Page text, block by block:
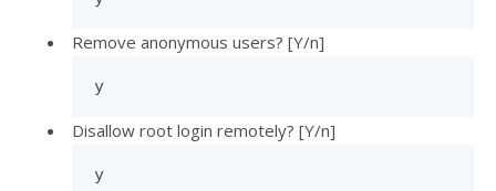
Remove anonymous users? [Y/n]
y
Disallow root login remotely? [Y/n]
y